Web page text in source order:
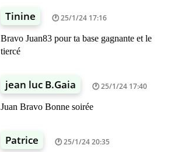
Tinine 25/1/24 17:16
Bravo Juan83 pour ta base gagnante et le
tiercé
jean luc B.Gaia 25/1/24 17:40
Juan Bravo Bonne soirée
Patrice 25/1/24 20:35